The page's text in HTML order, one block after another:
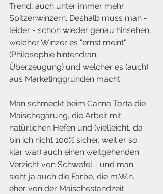
Trend, auch unter immer mehr
Spitzenwinzern. Deshalb muss man -
leider - schon wieder genau hinsehen,
welcher Winzer es "ernst meint"
(Philosophie hintendran,
Überzeugung) und welcher es (auch)
aus Marketinggründen macht.
Man schmeckt beim Canna Torta die
Maischegärung, die Arbeit mit
natürlichen Hefen und (vielleicht, da
bin ich nicht 100% sicher, weil er so
klar war) auch einen weitgehenden
Verzicht von Schwefel - und man
sieht ja auch die Farbe, die m.W.n.
eher von der Maischestandzeit